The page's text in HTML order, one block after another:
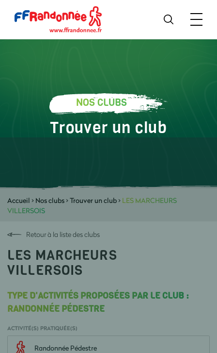
NOS CLUBS
Trouver un club
Accueil > Nos clubs>Trouver un club> LES MARCHEURS
VILLERSOIS
Retour à la liste des clubs
LES MARCHEURS
VILLERSOIS
TYPE D'ACTIVITÉS PROPOSÉES PAR LE CLUB :
RANDONNÉE PÉDESTRE
ACTIVITÉ(S) PRATIQUÉE(S)
Randonnée Pédestre